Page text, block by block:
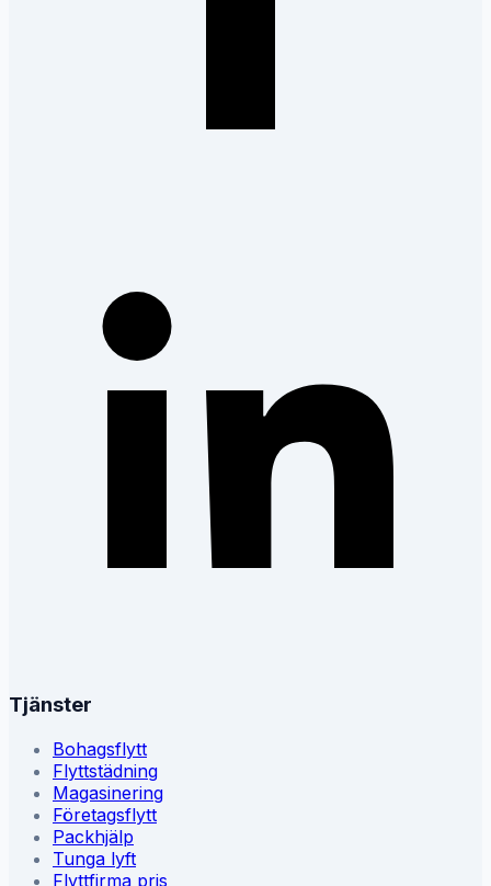
Tjänster
Bohagsflytt
Flyttstädning
Magasinering
Företagsflytt
Packhjälp
Tunga lyft
Flyttfirma pris